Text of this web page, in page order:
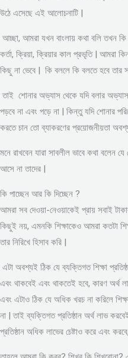
উঠে এসেছে এই আলোচনাটি |
আচ্ছা, আমরা যখন বাংলায় কথা বলি তখন
কর্তা, ক্রিয়া, ক্রিয়ার কাল প্রভৃতি | আমরা
কিছু না ভেবে | কি বললে কি বলতে হবে তার
তাই শোনার অভ্যাস থেকে যদি বলার
পড়বে না এবং পড়ে না | কিন্তু যদি শোনার
করতে চান তো ব্যাকরণের প্রয়োজনীয়তা
মনে রাখবেন যারা সাবলীল ভাবে কথা
আসে না তাদের |
কি পাচ্ছেন আর কি দিচ্ছেন ?
আমরা সব দেওয়া-নেওয়াকেই প্রায় সবাই
কিছুই নয়, এমনকি শিক্ষাকেও আমরা কতটা
তার নিরিখে হিসাব করি |
এটা অবশ্যই ঠিক যে ব্যক্তিগত শিক্ষা
এবং থাকবেই এবং থাকতেই হবে, কারণ অর্থ লাভ
এবং এটাও ঠিক যে অধিক খরচ না করিলে
না | তাই ব্যক্তিগত প্রতিষ্ঠান অর্থ লাভ
প্রতিষ্ঠান অধিক লাভের চেষ্টাও করে এবং